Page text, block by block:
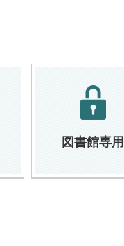
図書館専用